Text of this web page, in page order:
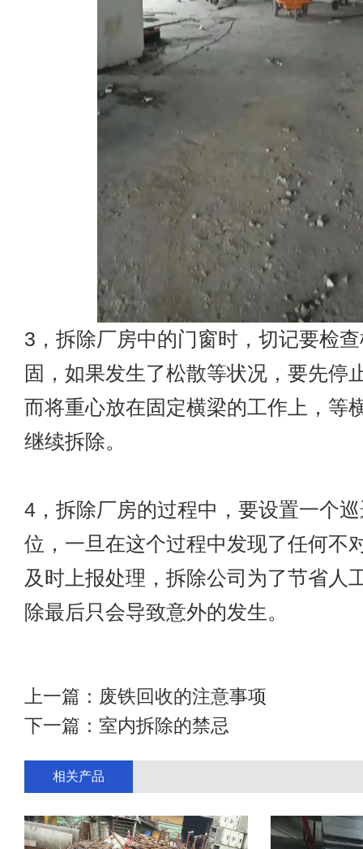
3，拆除厂房中的门窗时，切记要检
固，如果发生了松散等状况，要先停
而将重心放在固定横梁的工作上，等
继续拆除。
4，拆除厂房的过程中，要设置一个
位，一旦在这个过程中发现了任何不
及时上报处理，拆除公司为了节省人
除最后只会导致意外的发生。
上一篇： 废铁回收的注意事项
下一篇： 室内拆除的禁忌
相关产品